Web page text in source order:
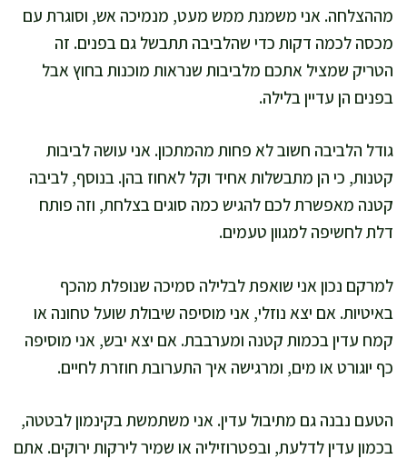
מההצלחה. אני משמנת ממש מעט, מנמיכה אש, וסוגרת עם
מכסה לכמה דקות כדי שהלביבה תתבשל גם בפנים. זה
הטריק שמציל אתכם מלביבות שנראות מוכנות בחוץ אבל
בפנים הן עדיין בלילה.
גודל הלביבה חשוב לא פחות מהמתכון. אני עושה לביבות
קטנות, כי הן מתבשלות אחיד וקל לאחוז בהן. בנוסף, לביבה
קטנה מאפשרת לכם להגיש כמה סוגים בצלחת, וזה פותח
דלת לחשיפה למגוון טעמים.
למרקם נכון אני שואפת לבלילה סמיכה שנופלת מהכף
באיטיות. אם יצא נוזלי, אני מוסיפה שיבולת שועל טחונה או
קמח עדין בכמות קטנה ומערבבת. אם יצא יבש, אני מוסיפה
כף יוגורט או מים, ומרגישה איך התערובת חוזרת לחיים.
הטעם נבנה גם מתיבול עדין. אני משתמשת בקינמון לבטטה,
בכמון עדין לדלעת, ובפטרוזיליה או שמיר לירקות ירוקים. אתם